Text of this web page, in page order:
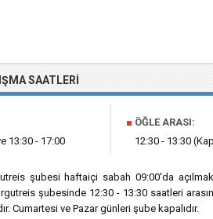
SAATLERI
13:30 - 17:00
■ ÖĞLE ARASI:
12:30 - 13:30
şubesi haftaiçi sabah 09:00'da
şubesinde 12:30 - 13:30 saatleri
Cumartesi ve Pazar günleri şube kapalıdır.